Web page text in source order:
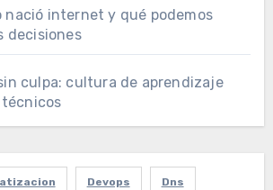
nació internet y qué podemos
decisiones
culpa: cultura de aprendizaje
técnicos
Devops Dns